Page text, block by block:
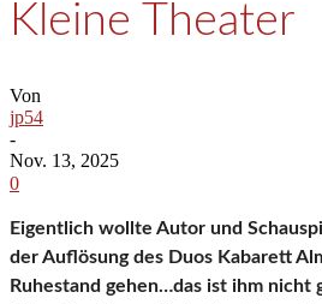
Kleine Theater
Von
jp54
-
Nov. 13, 2025
0
Eigentlich wollte Autor und
der Auflösung des Duos Kabarett
Ruhestand gehen…das ist ihm nicht